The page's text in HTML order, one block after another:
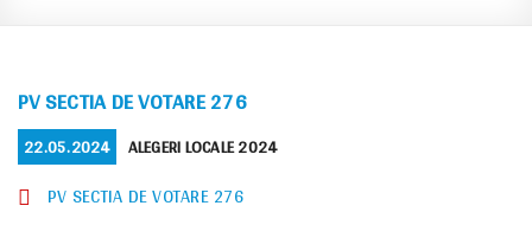
PV SECTIA DE VOTARE 276
POSTED
ON
22.05.2024 CATEGORIES
ALEGERI LOCALE 2024
PV SECTIA DE VOTARE 276